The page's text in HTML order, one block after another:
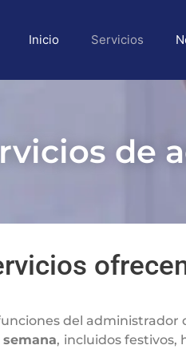
Inicio Servicios
de
del administrador
, incluidos festivos,